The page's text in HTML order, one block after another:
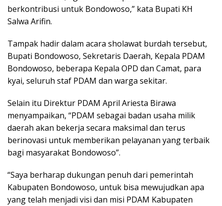
berkontribusi untuk Bondowoso,” kata Bupati KH
Salwa Arifin.
Tampak hadir dalam acara sholawat burdah tersebut,
Bupati Bondowoso, Sekretaris Daerah, Kepala PDAM
Bondowoso, beberapa Kepala OPD dan Camat, para
kyai, seluruh staf PDAM dan warga sekitar.
Selain itu Direktur PDAM April Ariesta Birawa
menyampaikan, “PDAM sebagai badan usaha milik
daerah akan bekerja secara maksimal dan terus
berinovasi untuk memberikan pelayanan yang terbaik
bagi masyarakat Bondowoso”.
“Saya berharap dukungan penuh dari pemerintah
Kabupaten Bondowoso, untuk bisa mewujudkan apa
yang telah menjadi visi dan misi PDAM Kabupaten